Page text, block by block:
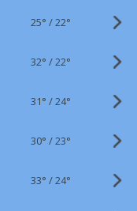
25° /22°
32° /22°
31° /24°
30° /23°
33° /24°